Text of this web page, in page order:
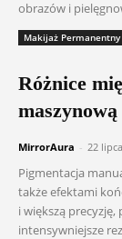
obrazów i
Makijaż Permanentny
Różnice
maszynową
MirrorAura - 22
Pigmentacja
także efektami
i większą precyzję,
intensywniejsze